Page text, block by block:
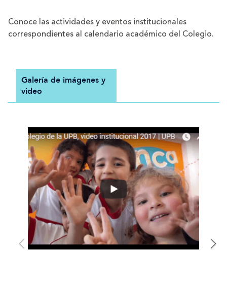
Conoce las actividades y eventos institucionales
correspondientes al calendario académico del Colegio.
Galería de imágenes y
video
Previous